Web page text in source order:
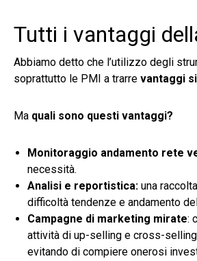
Tutti i vantaggi
Abbiamo detto che l’utilizzo degli
soprattutto le PMI a trarre vantaggi
Ma quali sono questi vantaggi?
Monitoraggio andamento rete
necessità.
Analisi e reportistica: una
difficoltà tendenze e andamento
Campagne di marketing mirate:
attività di up-selling e cross-
evitando di compiere onerosi